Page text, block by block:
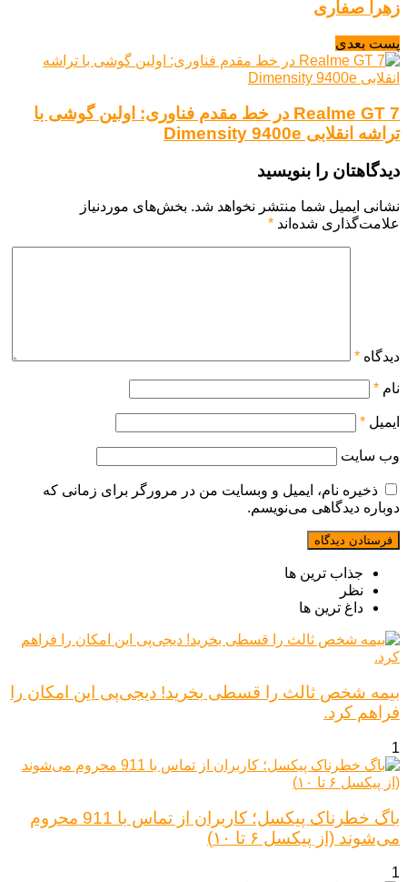
زهرا صفاری
پست بعدی
Realme GT 7 در خط مقدم فناوری: اولین گوشی با
تراشه انقلابی Dimensity 9400e
دیدگاهتان را بنویسید
نشانی ایمیل شما منتشر نخواهد شد. بخش‌های موردنیاز
علامت‌گذاری شده‌اند *
دیدگاه *
نام *
ایمیل *
وب‌ سایت
ذخیره نام، ایمیل و وبسایت من در مرورگر برای زمانی که
دوباره دیدگاهی می‌نویسم.
جذاب ترین ها
نظر
داغ ترین ها
بیمه شخص ثالث را قسطی بخرید! دیجی‌پی این امکان را
فراهم کرد.
1
باگ خطرناک پیکسل؛ کاربران از تماس با 911 محروم
می‌شوند (از پیکسل ۶ تا ۱۰)
1